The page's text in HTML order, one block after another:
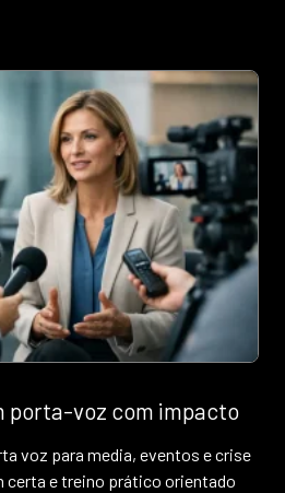
porta-voz com impacto
voz para media, eventos e crise
certa e treino prático orientado